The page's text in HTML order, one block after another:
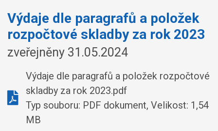
Výdaje dle paragrafů a položek
rozpočtové skladby za rok 2023
zveřejněny 31.05.2024
Výdaje dle paragrafů a položek rozpočtové
skladby za rok 2023.pdf
Typ souboru: PDF dokument, Velikost: 1,54
MB